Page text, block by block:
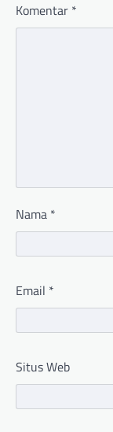
Komentar *
Nama *
Email *
Situs Web